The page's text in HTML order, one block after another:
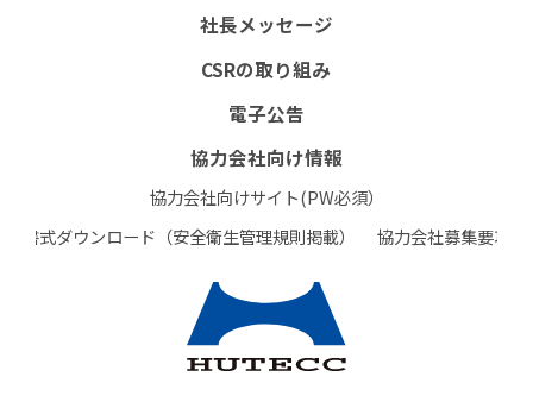
協力会社向けサイト(PW必須）
書式ダウンロード（安全衛生管理規則掲載）
個人情報保護方針 環境保護⽅針
お問い合わせフォーム RECRUIT
社長メッセージ
CSRの取り組み
電子公告
協力会社向け情報
協力会社向けサイト(PW必須）
書式ダウンロード（安全衛生管理規則掲載）
協力会社募集要項